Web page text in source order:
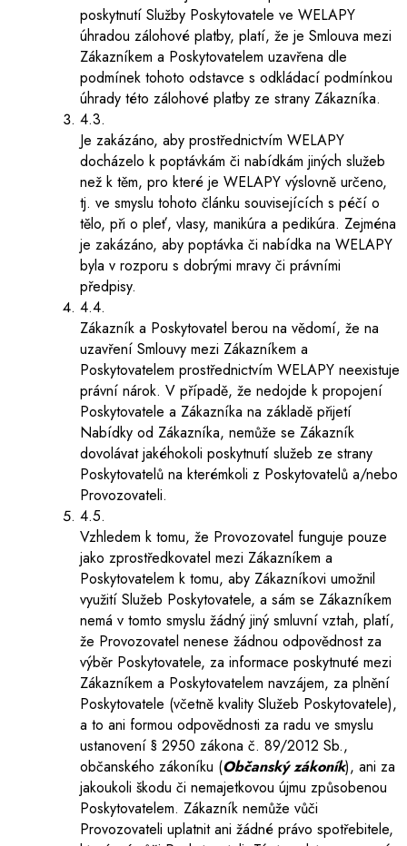
poskytnutí Služby Poskytovatele ve WELAPY
úhradou zálohové platby, platí, že je Smlouva mezi
Zákazníkem a Poskytovatelem uzavřena dle
podmínek tohoto odstavce s odkládací podmínkou
úhrady této zálohové platby ze strany Zákazníka.
4.3.
Je zakázáno, aby prostřednictvím WELAPY
docházelo k poptávkám či nabídkám jiných služeb
než k těm, pro které je WELAPY výslovně určeno,
tj. ve smyslu tohoto článku souvisejících s péčí o
tělo, při o pleť, vlasy, manikúra a pedikúra. Zejména
je zakázáno, aby poptávka či nabídka na WELAPY
byla v rozporu s dobrými mravy či právními
předpisy.
4.4.
Zákazník a Poskytovatel berou na vědomí, že na
uzavření Smlouvy mezi Zákazníkem a
Poskytovatelem prostřednictvím WELAPY neexistuje
právní nárok. V případě, že nedojde k propojení
Poskytovatele a Zákazníka na základě přijetí
Nabídky od Zákazníka, nemůže se Zákazník
dovolávat jakéhokoli poskytnutí služeb ze strany
Poskytovatelů na kterémkoli z Poskytovatelů a/nebo
Provozovateli.
4.5.
Vzhledem k tomu, že Provozovatel funguje pouze
jako zprostředkovatel mezi Zákazníkem a
Poskytovatelem k tomu, aby Zákazníkovi umožnil
využití Služeb Poskytovatele, a sám se Zákazníkem
nemá v tomto smyslu žádný jiný smluvní vztah, platí,
že Provozovatel nenese žádnou odpovědnost za
výběr Poskytovatele, za informace poskytnuté mezi
Zákazníkem a Poskytovatelem navzájem, za plnění
Poskytovatele (včetně kvality Služeb Poskytovatele),
a to ani formou odpovědnosti za radu ve smyslu
ustanovení § 2950 zákona č. 89/2012 Sb.,
občanského zákoníku (Občanský zákoník), ani za
jakoukoli škodu či nemajetkovou újmu způsobenou
Poskytovatelem. Zákazník nemůže vůči
Provozovateli uplatnit ani žádné právo spotřebitele,